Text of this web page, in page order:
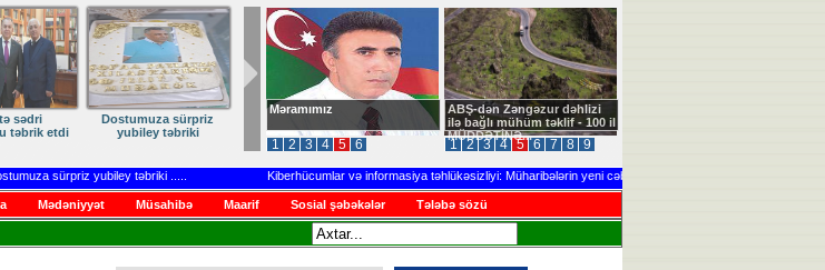
1
2 3 4 5 6 7 8 9
ABŞ-dən Zəngəzur dəhlizi
ilə bağlı mühüm təklif - 100 il
MÜDDƏTİNƏ...
1 2 3 4 5 6
Məramımız
manifesti
DİLİMİZ – MİLLİ
KİMLİYİMİZ,
sürpriz yubiley təbriki ..... Kiberhücumlar və informasiya təhlükəsizliyi: Müharibələrin yeni cəbhəsi.....
Mədəniyyət Müsahibə Maarif Sosial şəbəkələr Tələbə sözü